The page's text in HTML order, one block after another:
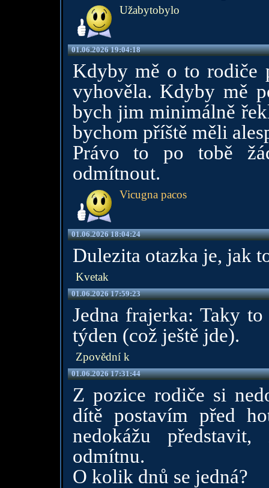
Užabytobylo
01.06.2026 19:04:18
Kdyby mě o to rodiče
vyhověla. Kdyby mě
bych jim minimálně
bychom příště měli
Právo to po tobě
odmítnout.
Vicugna pacos
01.06.2026 18:04:24
Dulezita otazka je, jak
Kvetak
01.06.2026 17:59:23
Jedna frajerka: Taky
týden (což ještě jde).
Zpovědní k
01.06.2026 17:31:44
Z pozice rodiče si
dítě postavím před
nedokážu
odmítnu.
O kolik dnů se jedná?